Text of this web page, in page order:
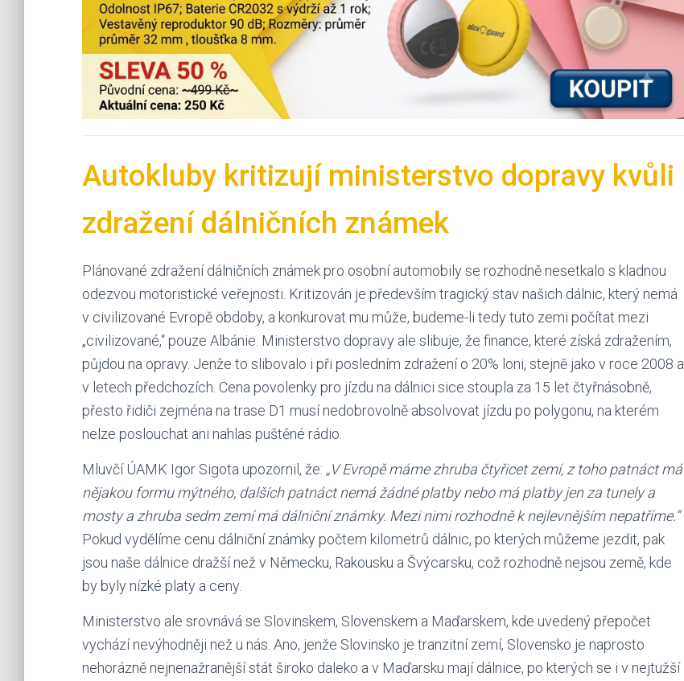
Autokluby kritizují ministerstvo dopravy kvůli
zdražení dálničních známek
Plánované zdražení dálničních známek pro osobní automobily se rozhodně nesetkalo s kladnou
odezvou motoristické veřejnosti. Kritizován je především tragický stav našich dálnic, který nemá
v civilizované Evropě obdoby, a konkurovat mu může, budeme-li tedy tuto zemi počítat mezi
„civilizované,“ pouze Albánie. Ministerstvo dopravy ale slibuje, že finance, které získá zdražením,
půjdou na opravy. Jenže to slibovalo i při posledním zdražení o 20% loni, stejně jako v roce 2008 a
v letech předchozích. Cena povolenky pro jízdu na dálnici sice stoupla za 15 let čtyřnásobně,
přesto řidiči zejména na trase D1 musí nedobrovolně absolvovat jízdu po polygonu, na kterém
nelze poslouchat ani nahlas puštěné rádio.
Mluvčí ÚAMK Igor Sigota upozornil, že: „V Evropě máme zhruba čtyřicet zemí, z toho patnáct má
nějakou formu mýtného, dalších patnáct nemá žádné platby nebo má platby jen za tunely a
mosty a zhruba sedm zemí má dálniční známky. Mezi nimi rozhodně k nejlevnějším nepatříme.“
Pokud vydělíme cenu dálniční známky počtem kilometrů dálnic, po kterých můžeme jezdit, pak
jsou naše dálnice dražší než v Německu, Rakousku a Švýcarsku, což rozhodně nejsou země, kde
by byly nízké platy a ceny.
Ministerstvo ale srovnává se Slovinskem, Slovenskem a Maďarskem, kde uvedený přepočet
vychází nevýhodněji než u nás. Ano, jenže Slovinsko je tranzitní zemí, Slovensko je naprosto
nehorázně nejnenažranější stát široko daleko a v Maďarsku mají dálnice, po kterých se i v nejtužší